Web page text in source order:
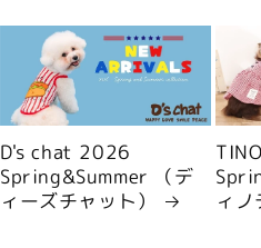
D's chat 2026
Spring&Summer （デ
ィーズチャット）
ィ